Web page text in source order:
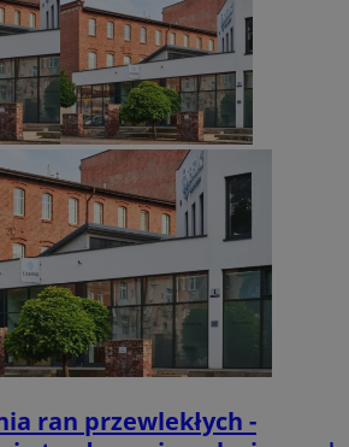
ran przewlekłych -
Wydajność Targetowanie
cookie umożliwiają korzystanie z podstawowych
użytkownika i zarządzanie kontem. Bez
korzystać ze strony internetowej.
Provider/
Domena
sosnowiecki.pl
sosnowiecki.pl